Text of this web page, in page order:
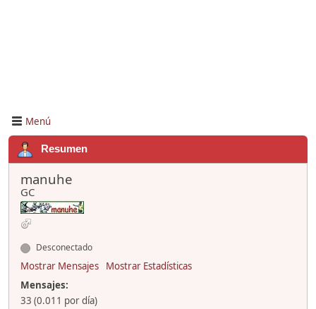
Menú
Resumen
manuhe
GC
Desconectado
Mostrar Mensajes
Mostrar Estadísticas
Mensajes:
33 (0.011 por día)